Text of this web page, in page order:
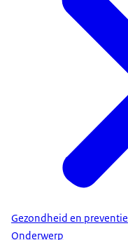
Gezondheid en preventie
Onderwerp